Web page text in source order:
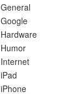
General
Google
Hardware
Humor
Internet
iPad
iPhone